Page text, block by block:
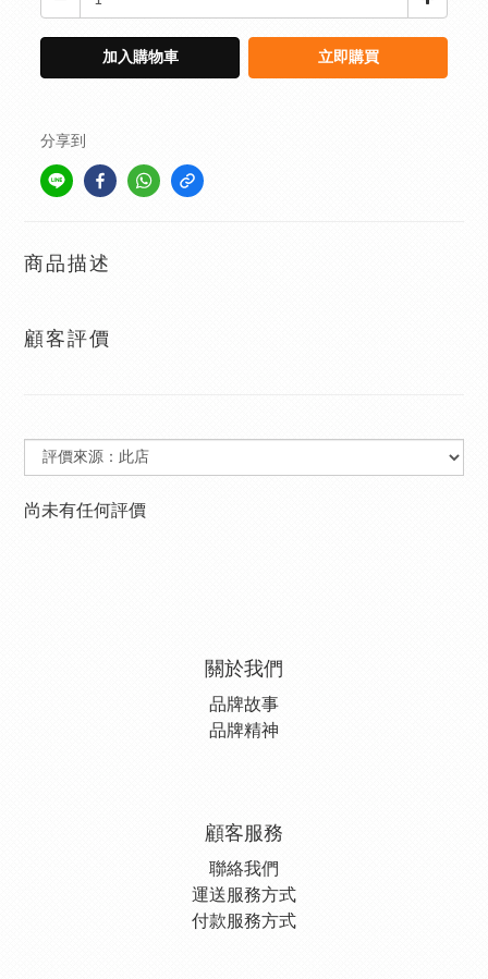
加入購物車 立即購買
分享到
商品描述
顧客評價
尚未有任何評價
關於我們
品牌故事
品牌精神
顧客服務
聯絡我們
運送服務方式
付款服務方式